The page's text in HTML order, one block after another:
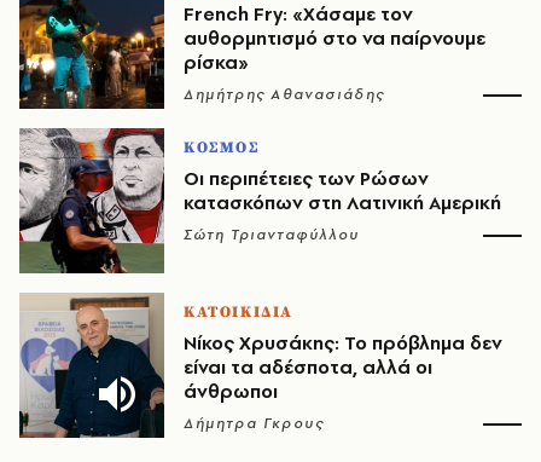
French Fry: «Χάσαμε τον
αυθορμητισμό στο να παίρνουμε
ρίσκα»
Δημήτρης Αθανασιάδης
ΚΟΣΜΟΣ
Οι περιπέτειες των Ρώσων
κατασκόπων στη Λατινική Αμερική
Σώτη Τριανταφύλλου
ΚΑΤΟΙΚΙΔΙΑ
Νίκος Χρυσάκης: Το πρόβλημα δεν
είναι τα αδέσποτα, αλλά οι
άνθρωποι
Δήμητρα Γκρους